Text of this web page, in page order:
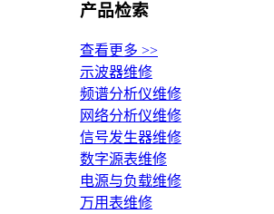
产品检索
查看更多 >>
示波器维修
频谱分析仪维修
网络分析仪维修
信号发生器维修
数字源表维修
电源与负载维修
万用表维修